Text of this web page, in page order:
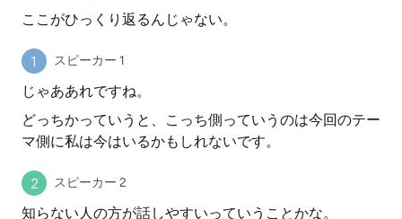
ここがひっくり返るんじゃない。
スピーカー 1
じゃああれですね。
どっちかっていうと、こっち側っていうのは今回のテー
マ側に私は今はいるかもしれないです。
スピーカー 2
知らない人の方が話しやすいっていうことかな。